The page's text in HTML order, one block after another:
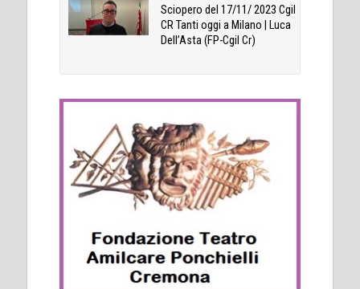
Sciopero del 17/11/ 2023 Cgil
CR Tanti oggi a Milano | Luca
Dell’Asta (FP-Cgil Cr)